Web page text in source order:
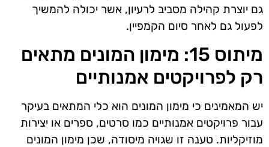
גם יוצרת קהילה מסביב לרעיון, אשר יכולה להמשיך
לפעול גם לאחר סיום הקמפיין.
מיתוס 15: מימון המונים מתאים
רק לפרויקטים אמנותיים
יש המאמינים כי מימון המונים הוא כלי המתאים בעיקר
עבור פרויקטים אמנותיים כמו סרטים, ספרים או יצירות
מוזיקליות. טענה זו שגויה מיסודה, שכן מימון המונים